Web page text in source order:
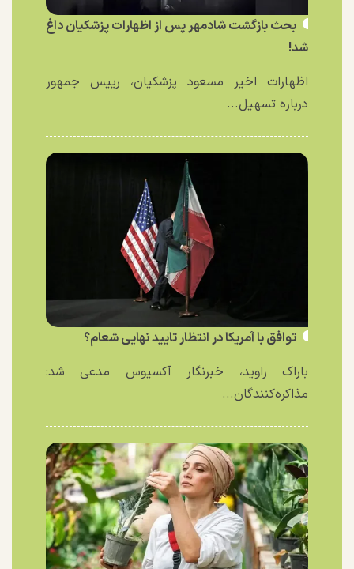
بحث بازگشت شادمهر پس از اظهارات پزشکیان داغ
شد!
اظهارات اخیر مسعود پزشکیان، رییس جمهور
درباره تسهیل...
توافق با آمریکا در انتظار تایید نهایی شعام؟
باراک راوید، خبرنگار آکسیوس مدعی شد:
مذاکره‌کنندگان...